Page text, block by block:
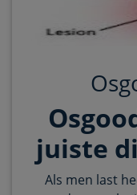
juiste
Als men last